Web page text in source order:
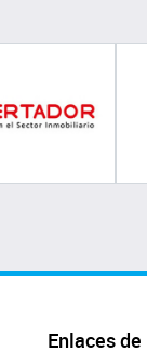
Enlaces